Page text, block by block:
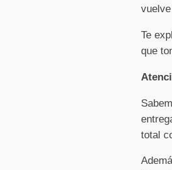
Te
que
total